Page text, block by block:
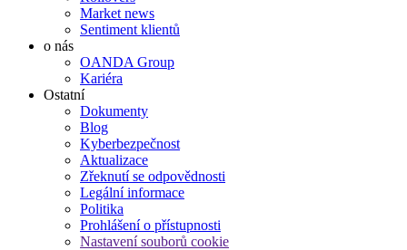
Market news
Sentiment klientů
o nás
OANDA Group
Kariéra
Ostatní
Dokumenty
Blog
Kyberbezpečnost
Aktualizace
Zřeknutí se odpovědnosti
Legální informace
Politika
Prohlášení o přístupnosti
Nastavení souborů cookie